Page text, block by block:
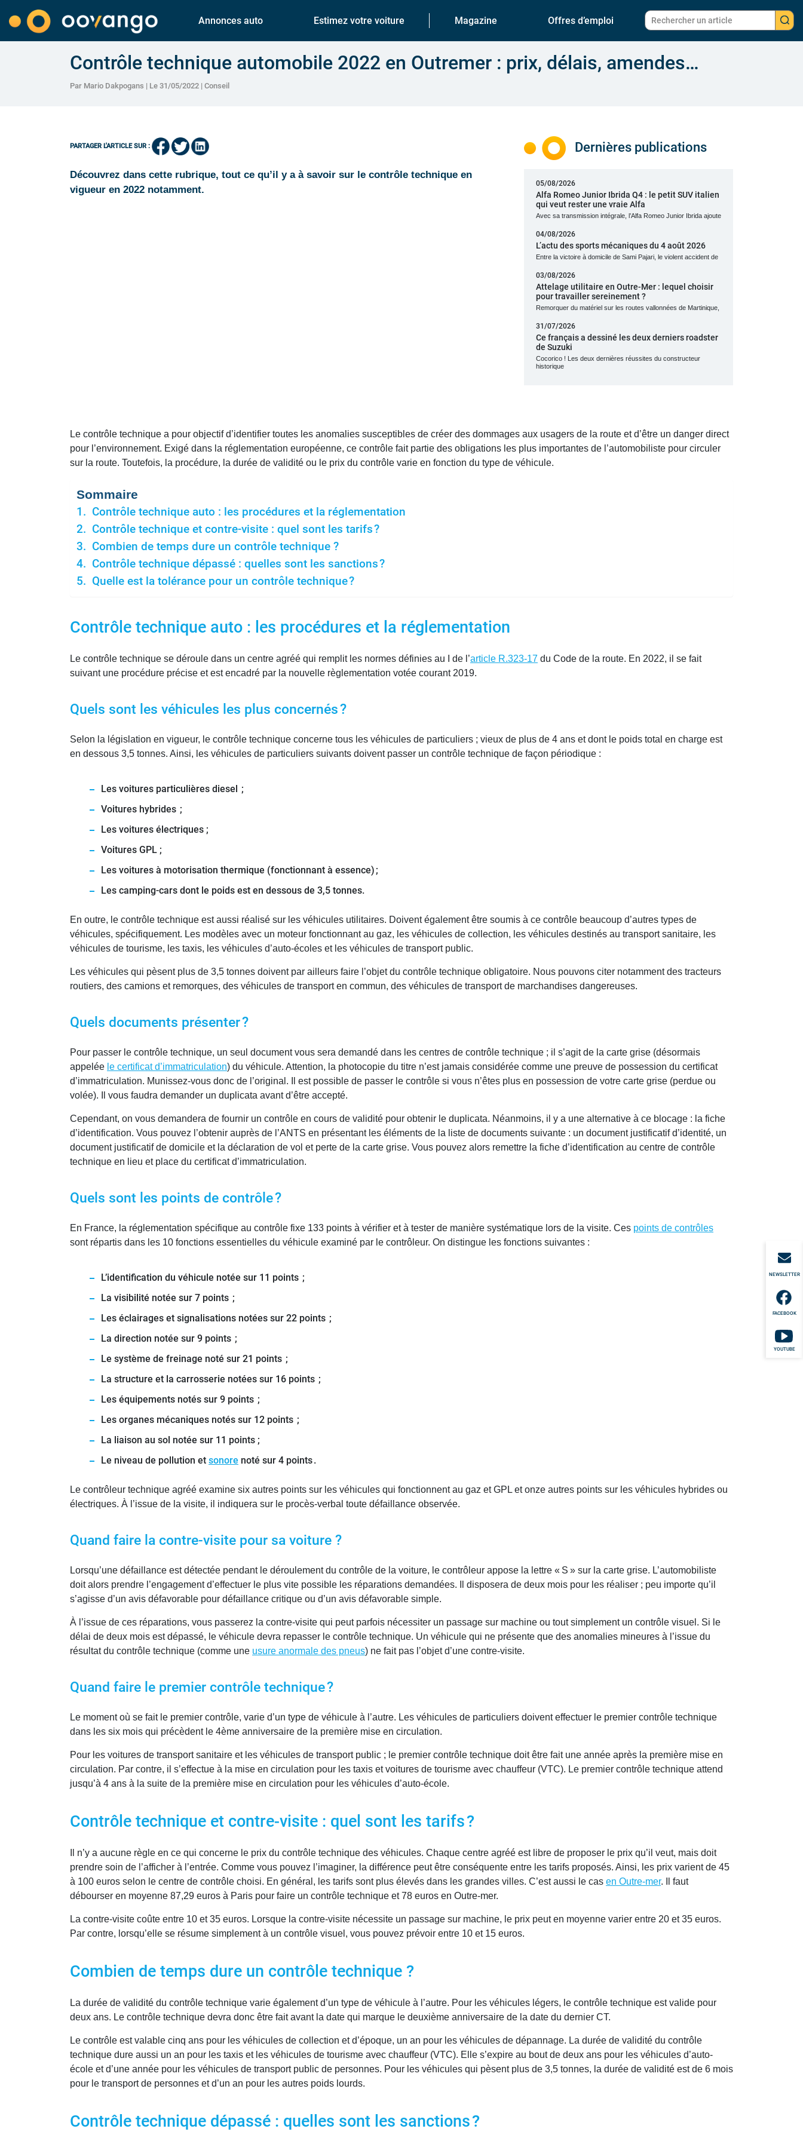
Annonces auto Estimez votre voiture Magazine Offres d’emploi
NEWSLETTER
FACEBOOK
YOUTUBE
Contrôle technique automobile 2022 en Outremer : prix, délais, amendes…
Par Mario Dakpogans | Le 31/05/2022 | Conseil
PARTAGER L'ARTICLE SUR :
Découvrez dans cette rubrique, tout ce qu’il y a à savoir sur le contrôle technique en
vigueur en 2022 notamment.
Dernières publications
05/08/2026
Alfa Romeo Junior Ibrida Q4 : le petit SUV italien
qui veut rester une vraie Alfa
Avec sa transmission intégrale, l’Alfa Romeo Junior Ibrida ajoute
04/08/2026
L’actu des sports mécaniques du 4 août 2026
Entre la victoire à domicile de Sami Pajari, le violent accident de
03/08/2026
Attelage utilitaire en Outre-Mer : lequel choisir
pour travailler sereinement ?
Remorquer du matériel sur les routes vallonnées de Martinique,
31/07/2026
Ce français a dessiné les deux derniers roadster
de Suzuki
Cocorico ! Les deux dernières réussites du constructeur
historique
Le contrôle technique a pour objectif d’identifier toutes les anomalies susceptibles de créer des dommages aux usagers de la route et d’être un danger direct
pour l’environnement. Exigé dans la réglementation européenne, ce contrôle fait partie des obligations les plus importantes de l’automobiliste pour circuler
sur la route. Toutefois, la procédure, la durée de validité ou le prix du contrôle varie en fonction du type de véhicule.
Sommaire
Contrôle technique auto : les procédures et la réglementation
Contrôle technique et contre-visite : quel sont les tarifs ?
Combien de temps dure un contrôle technique ?
Contrôle technique dépassé : quelles sont les sanctions ?
Quelle est la tolérance pour un contrôle technique ?
Contrôle technique auto : les procédures et la réglementation
Le contrôle technique se déroule dans un centre agréé qui remplit les normes définies au I de l’article R.323-17 du Code de la route. En 2022, il se fait
suivant une procédure précise et est encadré par la nouvelle règlementation votée courant 2019.
Quels sont les véhicules les plus concernés ?
Selon la législation en vigueur, le contrôle technique concerne tous les véhicules de particuliers ; vieux de plus de 4 ans et dont le poids total en charge est
en dessous 3,5 tonnes. Ainsi, les véhicules de particuliers suivants doivent passer un contrôle technique de façon périodique :
Les voitures particulières diesel ;
Voitures hybrides ;
Les voitures électriques ;
Voitures GPL ;
Les voitures à motorisation thermique (fonctionnant à essence) ;
Les camping-cars dont le poids est en dessous de 3,5 tonnes.
En outre, le contrôle technique est aussi réalisé sur les véhicules utilitaires. Doivent également être soumis à ce contrôle beaucoup d’autres types de
véhicules, spécifiquement. Les modèles avec un moteur fonctionnant au gaz, les véhicules de collection, les véhicules destinés au transport sanitaire, les
véhicules de tourisme, les taxis, les véhicules d’auto-écoles et les véhicules de transport public.
Les véhicules qui pèsent plus de 3,5 tonnes doivent par ailleurs faire l’objet du contrôle technique obligatoire. Nous pouvons citer notamment des tracteurs
routiers, des camions et remorques, des véhicules de transport en commun, des véhicules de transport de marchandises dangereuses.
Quels documents présenter ?
Pour passer le contrôle technique, un seul document vous sera demandé dans les centres de contrôle technique ; il s’agit de la carte grise (désormais
appelée le certificat d’immatriculation) du véhicule. Attention, la photocopie du titre n’est jamais considérée comme une preuve de possession du certificat
d’immatriculation. Munissez-vous donc de l’original. Il est possible de passer le contrôle si vous n’êtes plus en possession de votre carte grise (perdue ou
volée). Il vous faudra demander un duplicata avant d’être accepté.
Cependant, on vous demandera de fournir un contrôle en cours de validité pour obtenir le duplicata. Néanmoins, il y a une alternative à ce blocage : la fiche
d’identification. Vous pouvez l’obtenir auprès de l’ANTS en présentant les éléments de la liste de documents suivante : un document justificatif d’identité, un
document justificatif de domicile et la déclaration de vol et perte de la carte grise. Vous pouvez alors remettre la fiche d’identification au centre de contrôle
technique en lieu et place du certificat d’immatriculation.
Quels sont les points de contrôle ?
En France, la réglementation spécifique au contrôle fixe 133 points à vérifier et à tester de manière systématique lors de la visite. Ces points de contrôles
sont répartis dans les 10 fonctions essentielles du véhicule examiné par le contrôleur. On distingue les fonctions suivantes :
L’identification du véhicule notée sur 11 points ;
La visibilité notée sur 7 points ;
Les éclairages et signalisations notées sur 22 points ;
La direction notée sur 9 points ;
Le système de freinage noté sur 21 points ;
La structure et la carrosserie notées sur 16 points ;
Les équipements notés sur 9 points ;
Les organes mécaniques notés sur 12 points ;
La liaison au sol notée sur 11 points ;
Le niveau de pollution et sonore noté sur 4 points .
Le contrôleur technique agréé examine six autres points sur les véhicules qui fonctionnent au gaz et GPL et onze autres points sur les véhicules hybrides ou
électriques. À l’issue de la visite, il indiquera sur le procès-verbal toute défaillance observée.
Quand faire la contre-visite pour sa voiture ?
Lorsqu’une défaillance est détectée pendant le déroulement du contrôle de la voiture, le contrôleur appose la lettre « S » sur la carte grise. L’automobiliste
doit alors prendre l’engagement d’effectuer le plus vite possible les réparations demandées. Il disposera de deux mois pour les réaliser ; peu importe qu’il
s’agisse d’un avis défavorable pour défaillance critique ou d’un avis défavorable simple.
À l’issue de ces réparations, vous passerez la contre-visite qui peut parfois nécessiter un passage sur machine ou tout simplement un contrôle visuel. Si le
délai de deux mois est dépassé, le véhicule devra repasser le contrôle technique. Un véhicule qui ne présente que des anomalies mineures à l’issue du
résultat du contrôle technique (comme une usure anormale des pneus) ne fait pas l’objet d’une contre-visite.
Quand faire le premier contrôle technique ?
Le moment où se fait le premier contrôle, varie d’un type de véhicule à l’autre. Les véhicules de particuliers doivent effectuer le premier contrôle technique
dans les six mois qui précèdent le 4ème anniversaire de la première mise en circulation.
Pour les voitures de transport sanitaire et les véhicules de transport public ; le premier contrôle technique doit être fait une année après la première mise en
circulation. Par contre, il s’effectue à la mise en circulation pour les taxis et voitures de tourisme avec chauffeur (VTC). Le premier contrôle technique attend
jusqu’à 4 ans à la suite de la première mise en circulation pour les véhicules d’auto-école.
Contrôle technique et contre-visite : quel sont les tarifs ?
Il n’y a aucune règle en ce qui concerne le prix du contrôle technique des véhicules. Chaque centre agréé est libre de proposer le prix qu’il veut, mais doit
prendre soin de l’afficher à l’entrée. Comme vous pouvez l’imaginer, la différence peut être conséquente entre les tarifs proposés. Ainsi, les prix varient de 45
à 100 euros selon le centre de contrôle choisi. En général, les tarifs sont plus élevés dans les grandes villes. C’est aussi le cas en Outre-mer. Il faut
débourser en moyenne 87,29 euros à Paris pour faire un contrôle technique et 78 euros en Outre-mer.
La contre-visite coûte entre 10 et 35 euros. Lorsque la contre-visite nécessite un passage sur machine, le prix peut en moyenne varier entre 20 et 35 euros.
Par contre, lorsqu’elle se résume simplement à un contrôle visuel, vous pouvez prévoir entre 10 et 15 euros.
Combien de temps dure un contrôle technique ?
La durée de validité du contrôle technique varie également d’un type de véhicule à l’autre. Pour les véhicules légers, le contrôle technique est valide pour
deux ans. Le contrôle technique devra donc être fait avant la date qui marque le deuxième anniversaire de la date du dernier CT.
Le contrôle est valable cinq ans pour les véhicules de collection et d’époque, un an pour les véhicules de dépannage. La durée de validité du contrôle
technique dure aussi un an pour les taxis et les véhicules de tourisme avec chauffeur (VTC). Elle s’expire au bout de deux ans pour les véhicules d’auto-
école et d’une année pour les véhicules de transport public de personnes. Pour les véhicules qui pèsent plus de 3,5 tonnes, la durée de validité est de 6 mois
pour le transport de personnes et d’un an pour les autres poids lourds.
Contrôle technique dépassé : quelles sont les sanctions ?